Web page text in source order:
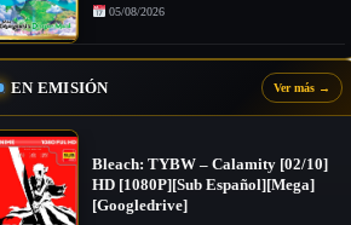
05/08/2026
EN EMISIÓN Ver más →
Bleach: TYBW – Calamity [02/10]
HD [1080P][Sub Español][Mega]
[Googledrive]